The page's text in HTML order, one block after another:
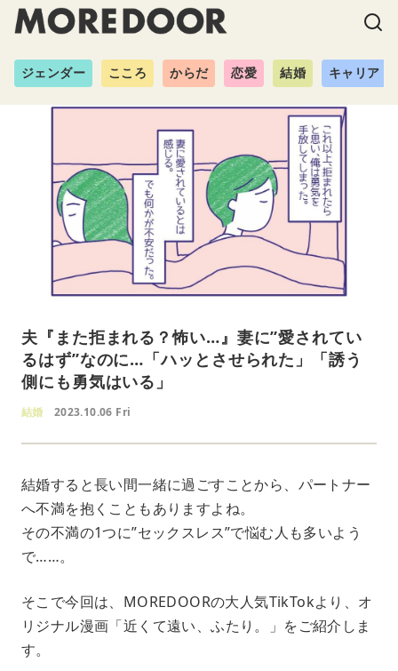
ジェンダー こころ からだ 恋愛 結婚 キャリア
夫『また拒まれる？怖い…』妻に”愛されてい
るはず”なのに…「ハッとさせられた」「誘う
側にも勇気はいる」
結婚 2023.10.06 Fri
結婚すると長い間一緒に過ごすことから、パートナー
へ不満を抱くこともありますよね。
その不満の1つに”セックスレス”で悩む人も多いよう
で……。
そこで今回は、MOREDOORの大人気TikTokより、オ
リジナル漫画「近くて遠い、ふたり。」をご紹介しま
す。